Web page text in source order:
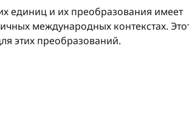
единиц и их преобразования имеет
международных контекстах.
этих преобразований.